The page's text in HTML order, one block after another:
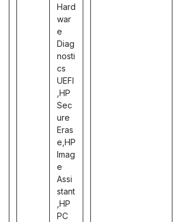
Hard
war
e
Diag
nosti
cs
UEFI
,HP
Sec
ure
Eras
e,HP
Imag
e
Assi
stant
,HP
PC